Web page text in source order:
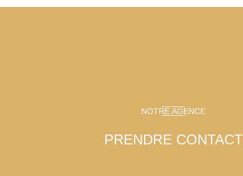
NOTRE AGENCE
PRENDRE CONTACT